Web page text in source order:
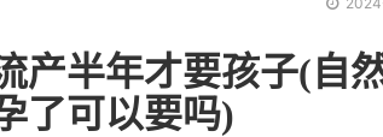
产半年才要孩子(自
了可以要吗)